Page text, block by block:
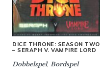
DICE THRONE: SEASON TWO
– SERAPH V. VAMPIRE LORD
Dobbelspel, Bordspel